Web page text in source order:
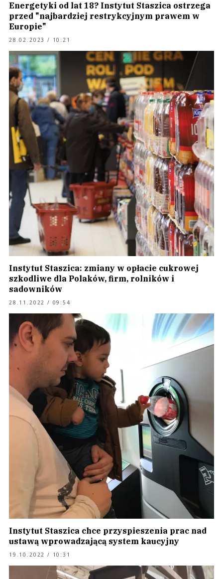
Energetyki od lat 18? Instytut Staszica ostrzega
przed "najbardziej restrykcyjnym prawem w
Europie"
28.02.2023 / 10:21
Instytut Staszica: zmiany w opłacie cukrowej
szkodliwe dla Polaków, firm, rolników i
sadowników
28.11.2022 / 09:54
Instytut Staszica chce przyspieszenia prac nad
ustawą wprowadzającą system kaucyjny
19.10.2022 / 10:31